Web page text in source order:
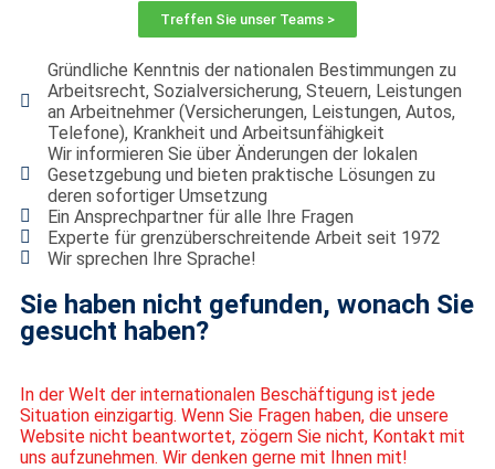
Treffen Sie unser Teams >
Gründliche Kenntnis der nationalen Bestimmungen zu
Arbeitsrecht, Sozialversicherung, Steuern, Leistungen
an Arbeitnehmer (Versicherungen, Leistungen, Autos,
Telefone), Krankheit und Arbeitsunfähigkeit
Wir informieren Sie über Änderungen der lokalen
Gesetzgebung und bieten praktische Lösungen zu
deren sofortiger Umsetzung
Ein Ansprechpartner für alle Ihre Fragen
Experte für grenzüberschreitende Arbeit seit 1972
Wir sprechen Ihre Sprache!
Sie haben nicht gefunden, wonach Sie
gesucht haben?
In der Welt der internationalen Beschäftigung ist jede
Situation einzigartig. Wenn Sie Fragen haben, die unsere
Website nicht beantwortet, zögern Sie nicht, Kontakt mit
uns aufzunehmen. Wir denken gerne mit Ihnen mit!